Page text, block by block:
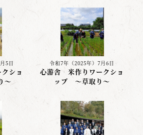
5日
ショ
〜
令和7年（2025年）7月6日
心游舎 米作りワークショ
ップ ～草取り～